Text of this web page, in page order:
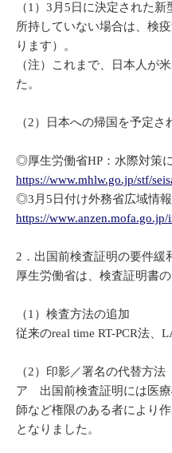
（1）3月5日に決定された
所持していない場合は、検
ります）。
（注）これまで、日本人が
た。
（2）日本への帰国を予定
◎厚生労働省HP：水際対策
https://www.mhlw.go.jp/stf/
◎3月5日付け外務省広域情
https://
2．出国前検査証明の要件緩
厚生労働省は、検査証明書
（1）検査方法の追加
従来のreal time RT-PCR法
（2）印影／署名の代替方法
ア 出国前検査証明には医療
師など権限のある者により
となりました。